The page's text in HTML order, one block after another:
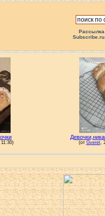
Рассылка
Subscribe.ru